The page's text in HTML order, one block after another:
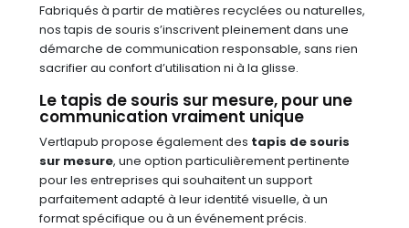
Fabriqués à partir de matières recyclées ou naturelles,
nos tapis de souris s’inscrivent pleinement dans une
démarche de communication responsable, sans rien
sacrifier au confort d’utilisation ni à la glisse.
Le tapis de souris sur mesure, pour une
communication vraiment unique
Vertlapub propose également des tapis de souris
sur mesure, une option particulièrement pertinente
pour les entreprises qui souhaitent un support
parfaitement adapté à leur identité visuelle, à un
format spécifique ou à un événement précis.